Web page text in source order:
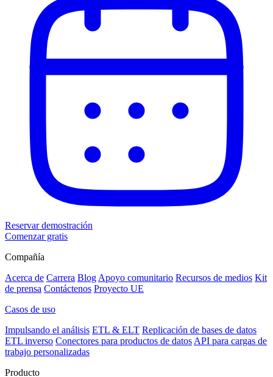
Reservar demostración
Comenzar gratis
Compañía
Acerca de Carrera Blog Apoyo comunitario Recursos de medios Kit
de prensa Contáctenos Proyecto UE
Casos de uso
Impulsando el análisis ETL & ELT Replicación de bases de datos
ETL inverso Conectores para productos de datos API para cargas de
trabajo personalizadas
Producto